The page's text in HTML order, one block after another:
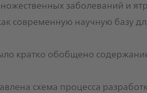
заболеваний и
современную научную базу
кратко обобщено
схема процесса